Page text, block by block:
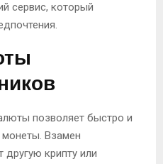
сервис, который
позволяет быстро и
Взамен
другую крипту или